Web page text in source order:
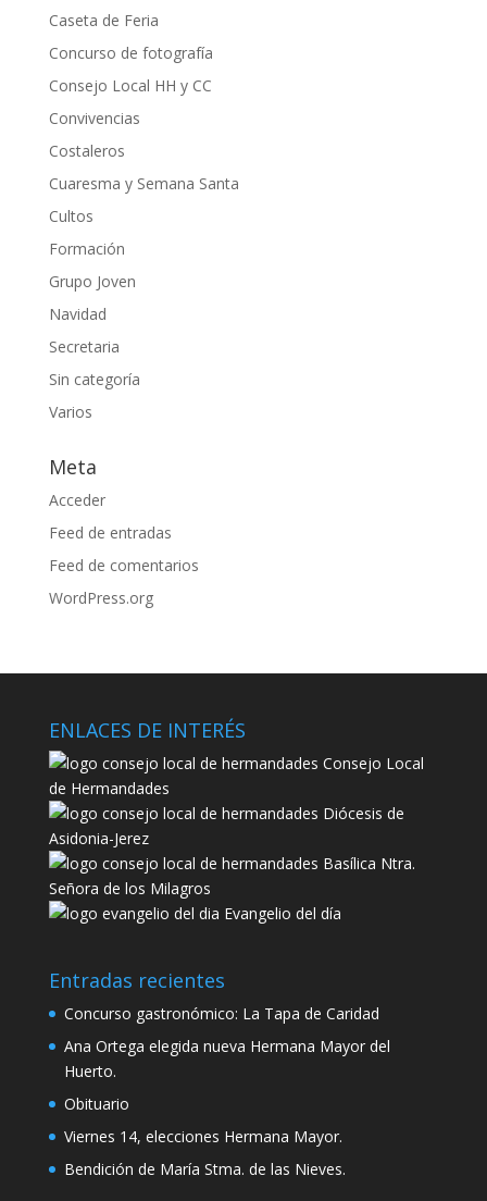
Caseta de Feria
Concurso de fotografía
Consejo Local HH y CC
Convivencias
Costaleros
Cuaresma y Semana Santa
Cultos
Formación
Grupo Joven
Navidad
Secretaria
Sin categoría
Varios
Meta
Acceder
Feed de entradas
Feed de comentarios
WordPress.org
ENLACES DE INTERÉS
Consejo Local
de Hermandades
Diócesis de
Asidonia-Jerez
Basílica Ntra.
Señora de los Milagros
Evangelio del día
Entradas recientes
Concurso gastronómico: La Tapa de Caridad
Ana Ortega elegida nueva Hermana Mayor del
Huerto.
Obituario
Viernes 14, elecciones Hermana Mayor.
Bendición de María Stma. de las Nieves.